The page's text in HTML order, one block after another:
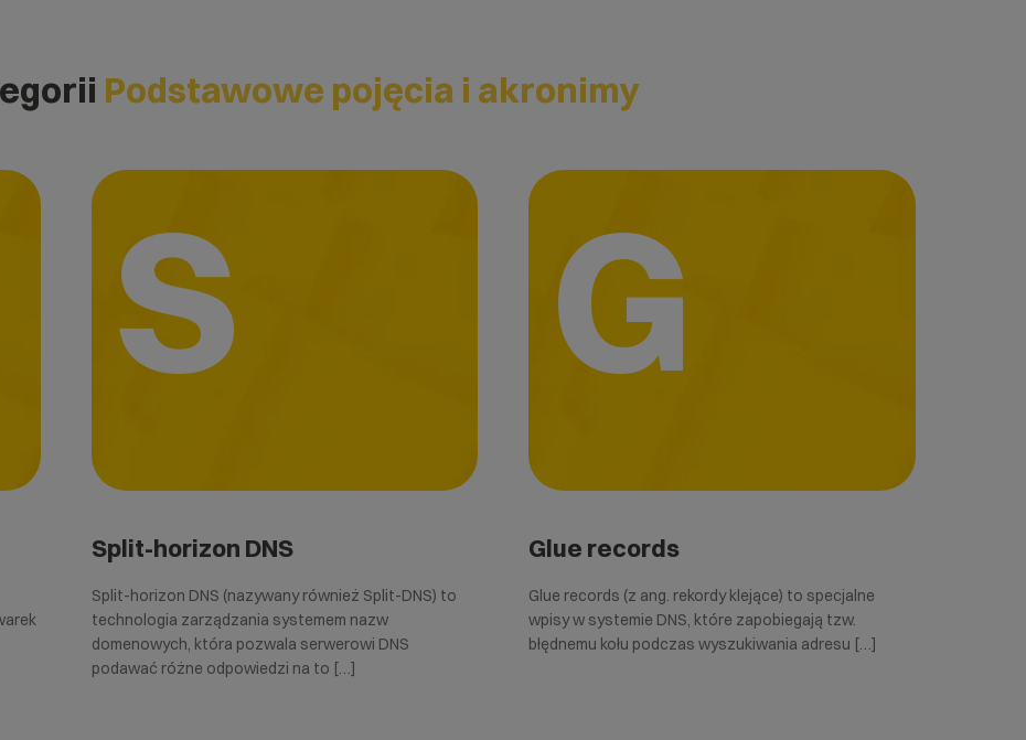
Podstawowe pojęcia i akronimy
S
Split-horizon DNS
Split-horizon DNS (nazywany również Split-DNS) to
technologia zarządzania systemem nazw
domenowych, która pozwala serwerowi DNS
podawać różne odpowiedzi na to […]
G
Glue records
Glue records (z ang. rekordy klejące) to specjalne
wpisy w systemie DNS, które zapobiegają tzw.
błędnemu kołu podczas wyszukiwania adresu […]